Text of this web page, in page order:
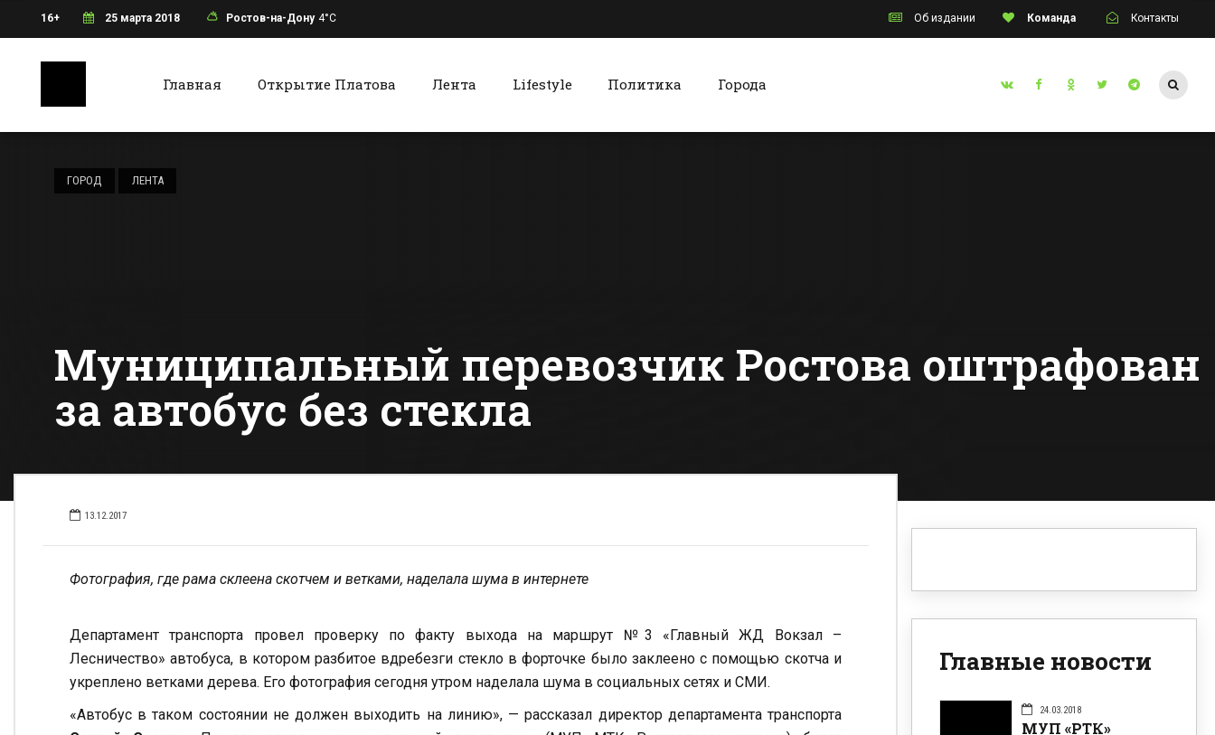
16+ 25 марта 2018 Ростов-на-Дону 4°C Об издании Команда Контакты
Главная Открытие Платова Лента Lifestyle Политика Города
ГОРОД ЛЕНТА
Муниципальный перевозчик Ростова оштрафован
за автобус без стекла
13.12.2017
Фотография, где рама склеена скотчем и ветками, наделала шума в интернете
Департамент транспорта провел проверку по факту выхода на маршрут №3 «Главный ЖД Вокзал –
Лесничество» автобуса, в котором разбитое вдребезги стекло в форточке было заклеено с помощью скотча и
укреплено ветками дерева. Его фотография сегодня утром наделала шума в социальных сетях и СМИ.
«Автобус в таком состоянии не должен выходить на линию», — рассказал директор департамента транспорта
Главные новости
24.03.2018
МУП «РТК»